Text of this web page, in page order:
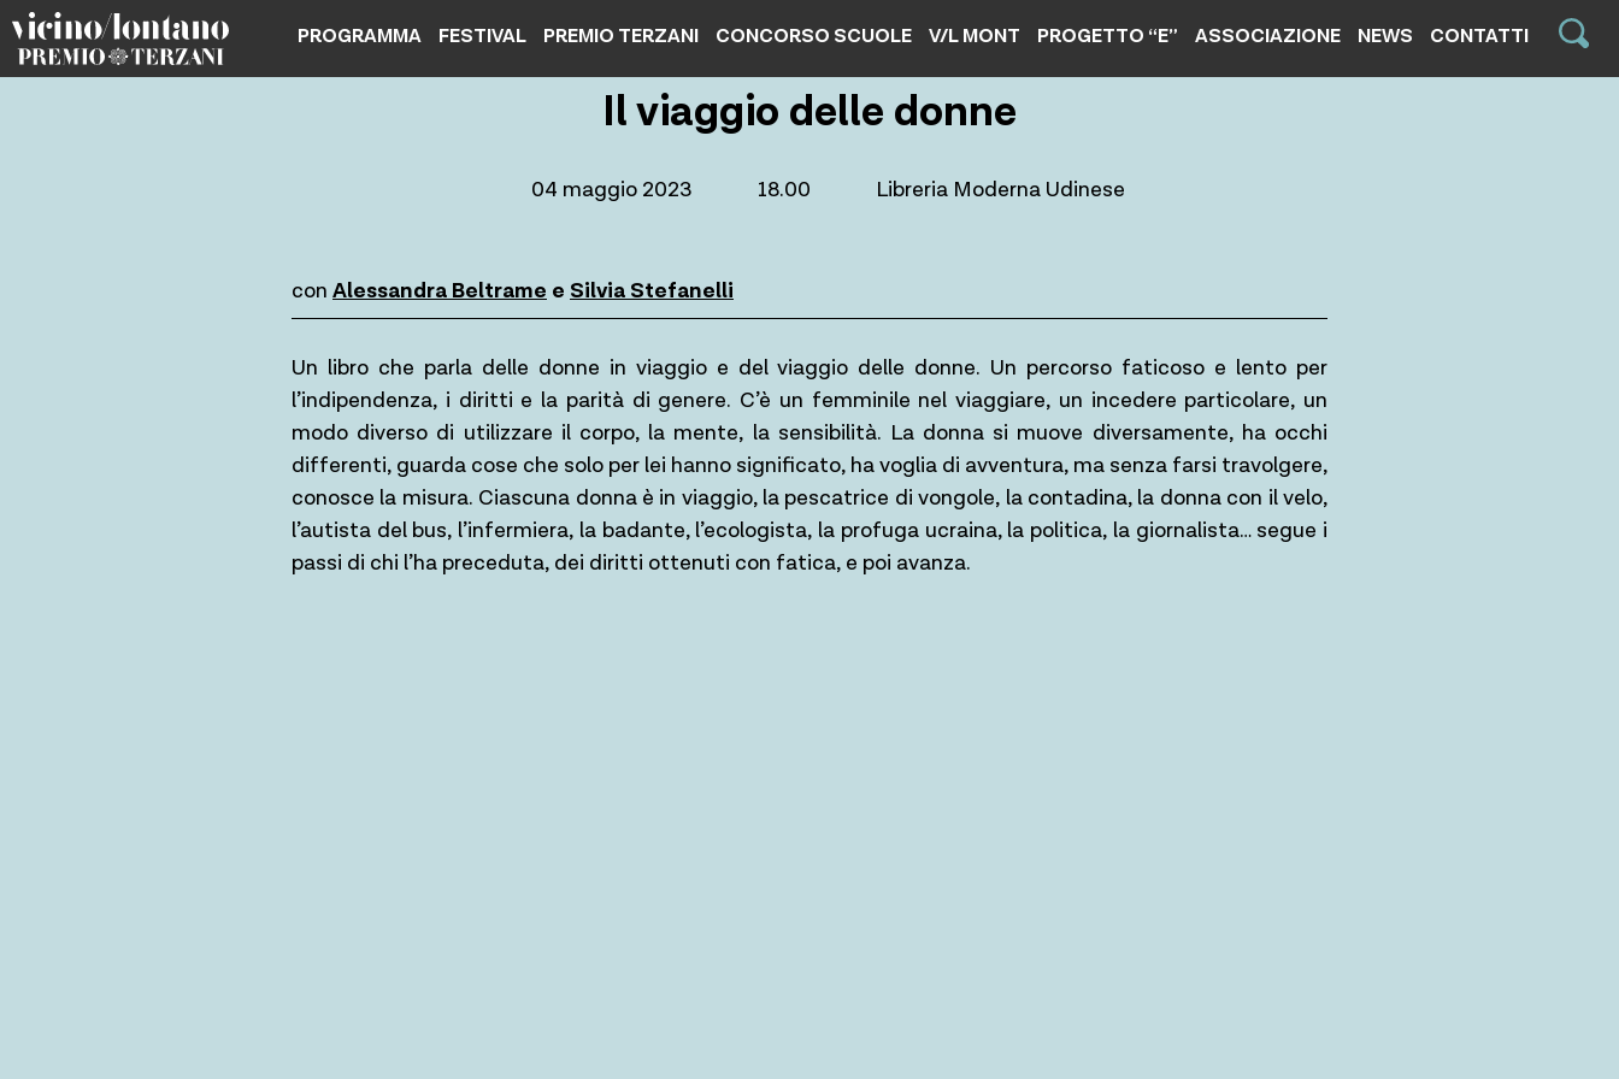
Skip
to
content
PROGRAMMA FESTIVAL PREMIO TERZANI CONCORSO SCUOLE V/L MONT PROGETTO “E” ASSOCIAZIONE NEWS CONTATTI
Il viaggio delle donne
04 maggio 2023 18.00 Libreria Moderna Udinese
con Alessandra Beltrame e Silvia Stefanelli
Un libro che parla delle donne in viaggio e del viaggio delle donne. Un percorso faticoso e lento per
l’indipendenza, i diritti e la parità di genere. C’è un femminile nel viaggiare, un incedere particolare, un
modo diverso di utilizzare il corpo, la mente, la sensibilità. La donna si muove diversamente, ha occhi
differenti, guarda cose che solo per lei hanno significato, ha voglia di avventura, ma senza farsi travolgere,
conosce la misura. Ciascuna donna è in viaggio, la pescatrice di vongole, la contadina, la donna con il velo,
l’autista del bus, l’infermiera, la badante, l’ecologista, la profuga ucraina, la politica, la giornalista… segue i
passi di chi l’ha preceduta, dei diritti ottenuti con fatica, e poi avanza.